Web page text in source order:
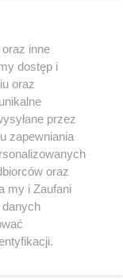
do
o tym
na
inne
dostęp i
oraz
przez
zapewniania
oraz
my i Zaufani